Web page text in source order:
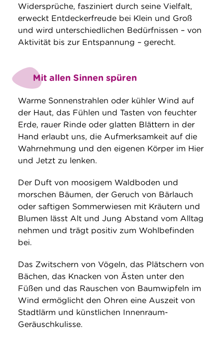
Widersprüche, fasziniert durch seine Vielfalt,
erweckt Entdeckerfreude bei Klein und Groß
und wird unterschiedlichen Bedürfnissen – von
Aktivität bis zur Entspannung – gerecht.
Mit allen Sinnen spüren
Warme Sonnenstrahlen oder kühler Wind auf
der Haut, das Fühlen und Tasten von feuchter
Erde, rauer Rinde oder glatten Blättern in der
Hand erlaubt uns, die Aufmerksamkeit auf die
Wahrnehmung und den eigenen Körper im Hier
und Jetzt zu lenken.
Der Duft von moosigem Waldboden und
morschen Bäumen, der Geruch von Bärlauch
oder saftigen Sommerwiesen mit Kräutern und
Blumen lässt Alt und Jung Abstand vom Alltag
nehmen und trägt positiv zum Wohlbefinden
bei.
Das Zwitschern von Vögeln, das Plätschern von
Bächen, das Knacken von Ästen unter den
Füßen und das Rauschen von Baumwipfeln im
Wind ermöglicht den Ohren eine Auszeit von
Stadtlärm und künstlichen Innenraum-
Geräuschkulisse.